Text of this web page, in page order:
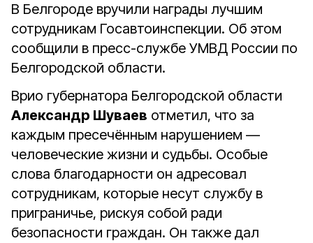
В Белгороде вручили награды лучшим
сотрудникам Госавтоинспекции. Об этом
сообщили в пресс-службе УМВД России по
Белгородской области.
Врио губернатора Белгородской области
Александр Шуваев отметил, что за
каждым пресечённым нарушением —
человеческие жизни и судьбы. Особые
слова благодарности он адресовал
сотрудникам, которые несут службу в
приграничье, рискуя собой ради
безопасности граждан. Он также дал